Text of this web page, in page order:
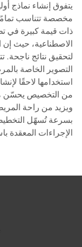
يتفوق إنشاء نماذج
مخصصة تتناسب
ذات قيمة كبيرة في
الاصطناعية، حيث إن
لتحقيق نتائج ناجحة.
التصوير الخاصة
استخدامها لاحقًا
من التخصيص يحسّن من
ويزيد من راحة
بسرعة تُسهّل التخطيط
الإجراءات المعقدة